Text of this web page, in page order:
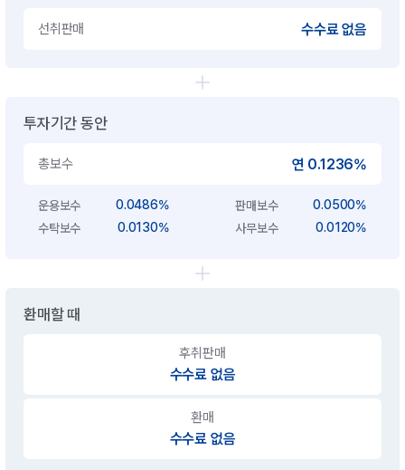
선취판매 수수료 없음
투자기간 동안
총보수 연 0.1236%
운용보수 0.0486% 판매보수
0.0500%
수탁보수
0.0130% 사무보수 0.0120%
환매할 때
후취판매
수수료 없음
환매
수수료 없음